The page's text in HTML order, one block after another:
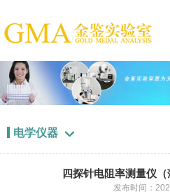
电学仪器 
四探针电阻率测量仪（
发布时间：